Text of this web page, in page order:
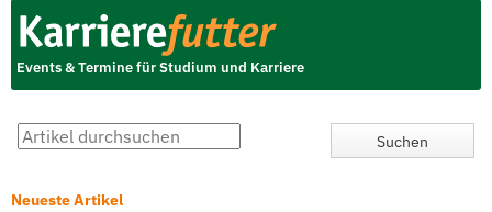
Events & Termine für Studium und Karriere
Neueste Artikel